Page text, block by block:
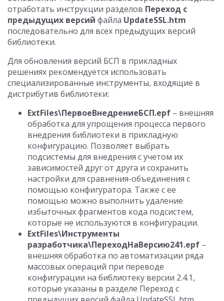
отработать инструкции разделов Переход с
предыдущих версий файла UpdateSSL.htm
последовательно для всех предыдущих версий
библиотеки.
Для обновления версий БСП в прикладных
решениях рекомендуется использовать
специализированные инструменты, входящие в
дистрибутив библиотеки:
ExtFiles\ПервоеВнедрениеБСП.epf – внешняя
обработка для упрощения процесса первого
внедрения библиотеки в прикладную
конфигурацию. Позволяет выбрать
подсистемы для внедрения с учетом их
зависимостей друг от друга и сохранить
настройки для сравнения-объединения с
помощью конфигуратора. Также с ее
помощью можно выполнить удаление
избыточных фрагментов кода подсистем,
которые не используются в конфигурации.
ExtFiles\Инструменты
разработчика\ПереходНаВерсию241.epf –
внешняя обработка по автоматизации ряда
массовых операций при переводе
конфигурации на библиотеку версии 2.4.1,
которые указаны в разделе Переход с